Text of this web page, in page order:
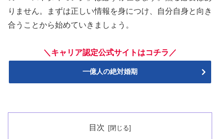
りません。まずは正しい情報を身につけ、自分自身と向き
合うことから始めていきましょう。
＼キャリア認定公式サイトはコチラ／
一億人の絶対婚期
目次